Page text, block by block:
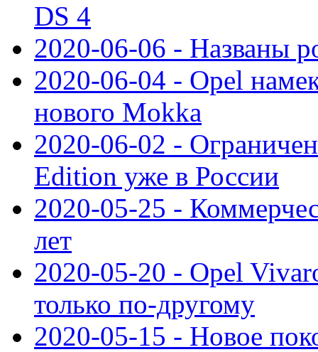
DS 4
2020-06-06 - Названы
2020-06-04 - Opel
нового Mokka
2020-06-02 -
Edition уже в России
2020-05-25 -
лет
2020-05-20 - Opel
только по-другому
2020-05-15 - Новое